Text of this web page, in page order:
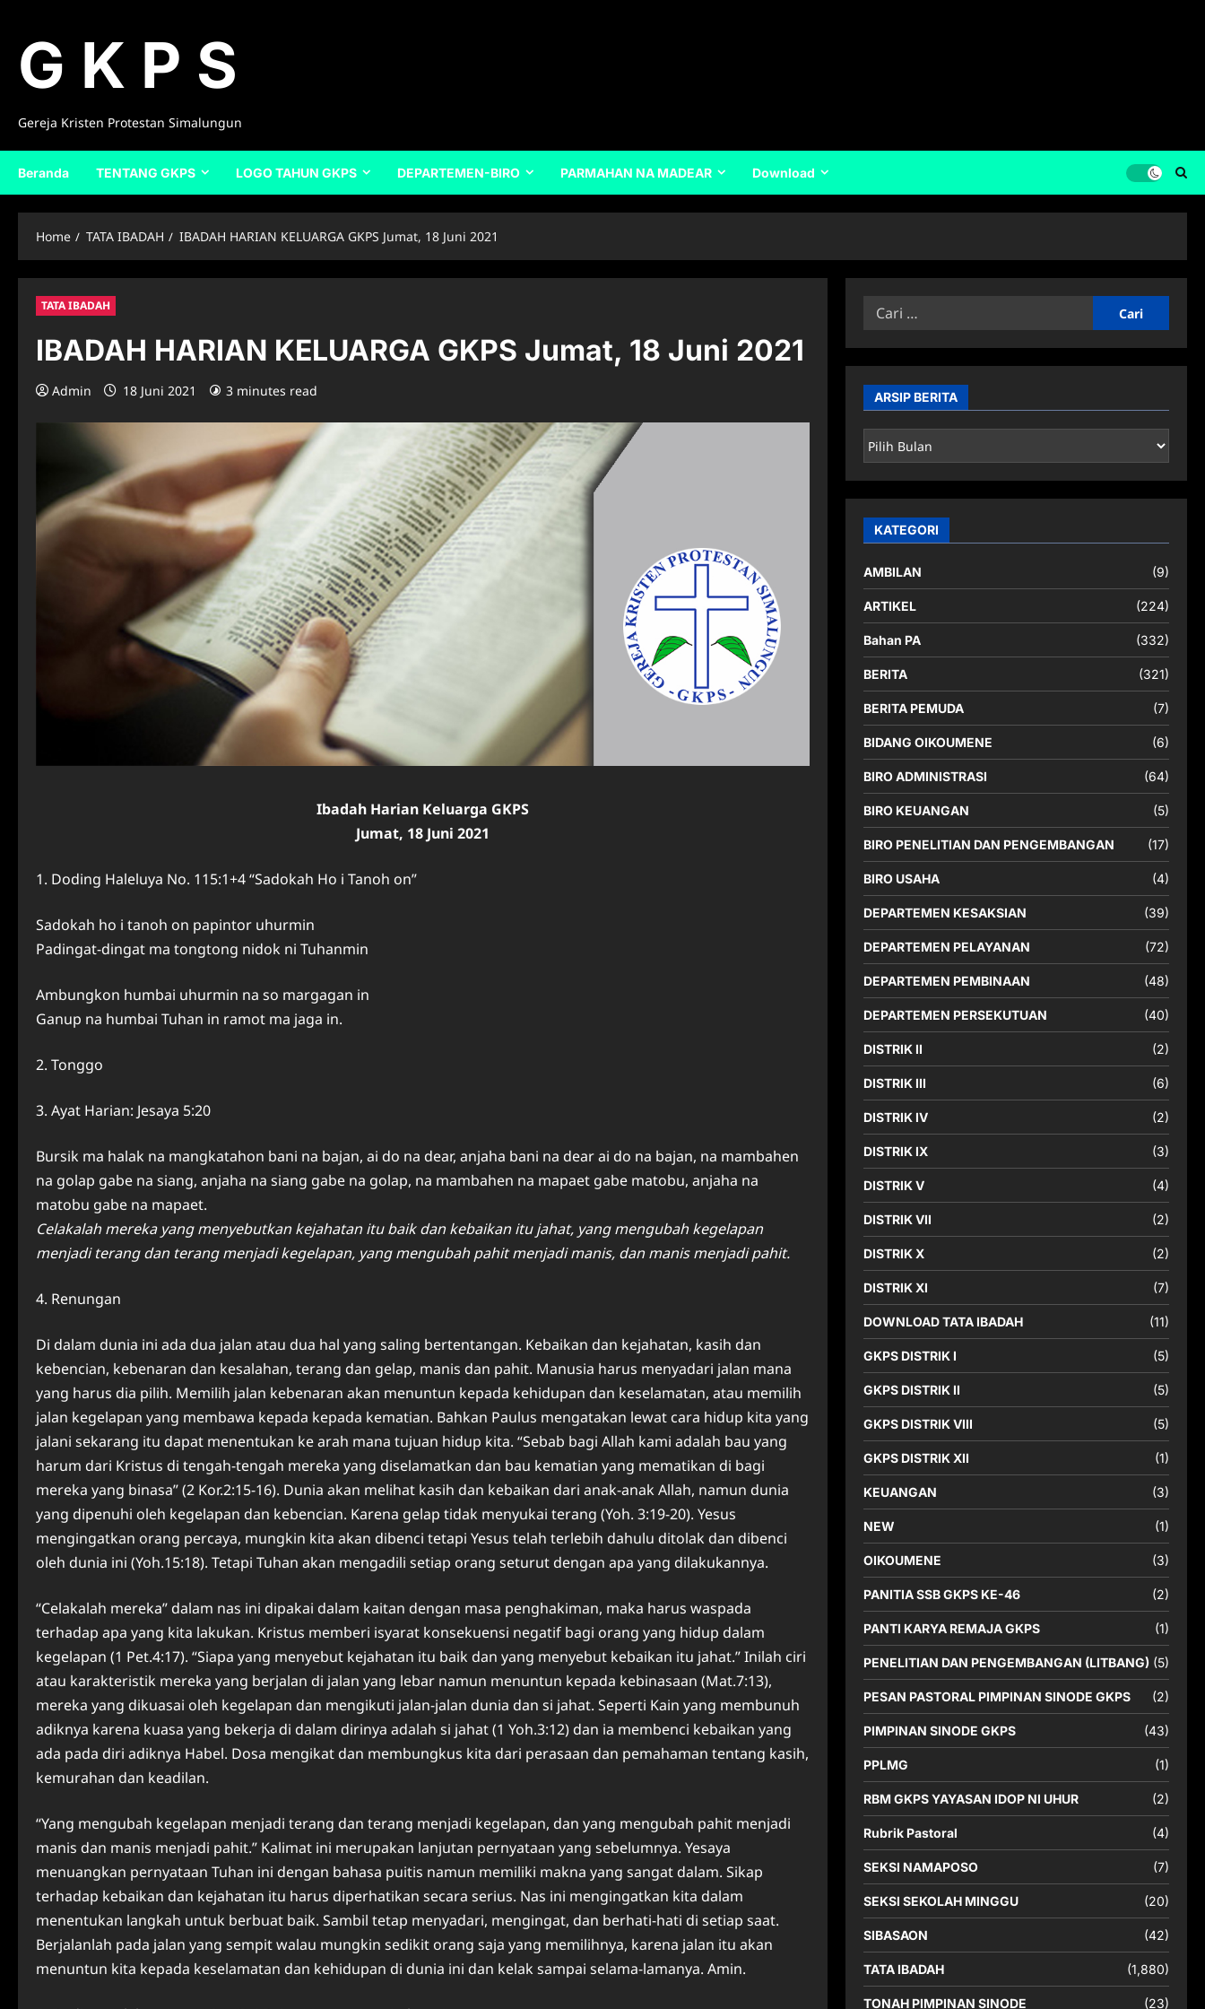
contentG K P S
Gereja Kristen Protestan Simalungun
Beranda TENTANG GKPS LOGO TAHUN GKPS DEPARTEMEN-BIRO PARMAHAN NA MADEAR Download
Home TATA IBADAH IBADAH HARIAN KELUARGA GKPS Jumat, 18 Juni 2021
TATA IBADAH
IBADAH HARIAN KELUARGA GKPS Jumat, 18 Juni 2021
Admin 18 Juni 2021 3 minutes read
Ibadah Harian Keluarga GKPS
Jumat, 18 Juni 2021
1. Doding Haleluya No. 115:1+4 “Sadokah Ho i Tanoh on”
Sadokah ho i tanoh on papintor uhurmin
Padingat-dingat ma tongtong nidok ni Tuhanmin
Ambungkon humbai uhurmin na so margagan in
Ganup na humbai Tuhan in ramot ma jaga in.
2. Tonggo
3. Ayat Harian: Jesaya 5:20
Bursik ma halak na mangkatahon bani na bajan, ai do na dear, anjaha bani na dear ai do na bajan, na mambahen
na golap gabe na siang, anjaha na siang gabe na golap, na mambahen na mapaet gabe matobu, anjaha na
matobu gabe na mapaet.
Celakalah mereka yang menyebutkan kejahatan itu baik dan kebaikan itu jahat, yang mengubah kegelapan
menjadi terang dan terang menjadi kegelapan, yang mengubah pahit menjadi manis, dan manis menjadi pahit.
4. Renungan
Di dalam dunia ini ada dua jalan atau dua hal yang saling bertentangan. Kebaikan dan kejahatan, kasih dan
kebencian, kebenaran dan kesalahan, terang dan gelap, manis dan pahit. Manusia harus menyadari jalan mana
yang harus dia pilih. Memilih jalan kebenaran akan menuntun kepada kehidupan dan keselamatan, atau memilih
jalan kegelapan yang membawa kepada kepada kematian. Bahkan Paulus mengatakan lewat cara hidup kita yang
jalani sekarang itu dapat menentukan ke arah mana tujuan hidup kita. “Sebab bagi Allah kami adalah bau yang
harum dari Kristus di tengah-tengah mereka yang diselamatkan dan bau kematian yang mematikan di bagi
mereka yang binasa” (2 Kor.2:15-16). Dunia akan melihat kasih dan kebaikan dari anak-anak Allah, namun dunia
yang dipenuhi oleh kegelapan dan kebencian. Karena gelap tidak menyukai terang (Yoh. 3:19-20). Yesus
mengingatkan orang percaya, mungkin kita akan dibenci tetapi Yesus telah terlebih dahulu ditolak dan dibenci
oleh dunia ini (Yoh.15:18). Tetapi Tuhan akan mengadili setiap orang seturut dengan apa yang dilakukannya.
“Celakalah mereka” dalam nas ini dipakai dalam kaitan dengan masa penghakiman, maka harus waspada
terhadap apa yang kita lakukan. Kristus memberi isyarat konsekuensi negatif bagi orang yang hidup dalam
kegelapan (1 Pet.4:17). “Siapa yang menyebut kejahatan itu baik dan yang menyebut kebaikan itu jahat.” Inilah ciri
atau karakteristik mereka yang berjalan di jalan yang lebar namun menuntun kepada kebinasaan (Mat.7:13),
mereka yang dikuasai oleh kegelapan dan mengikuti jalan-jalan dunia dan si jahat. Seperti Kain yang membunuh
adiknya karena kuasa yang bekerja di dalam dirinya adalah si jahat (1 Yoh.3:12) dan ia membenci kebaikan yang
ada pada diri adiknya Habel. Dosa mengikat dan membungkus kita dari perasaan dan pemahaman tentang kasih,
kemurahan dan keadilan.
“Yang mengubah kegelapan menjadi terang dan terang menjadi kegelapan, dan yang mengubah pahit menjadi
manis dan manis menjadi pahit.” Kalimat ini merupakan lanjutan pernyataan yang sebelumnya. Yesaya
menuangkan pernyataan Tuhan ini dengan bahasa puitis namun memiliki makna yang sangat dalam. Sikap
terhadap kebaikan dan kejahatan itu harus diperhatikan secara serius. Nas ini mengingatkan kita dalam
menentukan langkah untuk berbuat baik. Sambil tetap menyadari, mengingat, dan berhati-hati di setiap saat.
Berjalanlah pada jalan yang sempit walau mungkin sedikit orang saja yang memilihnya, karena jalan itu akan
menuntun kita kepada keselamatan dan kehidupan di dunia ini dan kelak sampai selama-lamanya. Amin.
Cari
ARSIP BERITA
ARSIP
BERITA
KATEGORI
AMBILAN (9)
ARTIKEL (224)
Bahan PA (332)
BERITA (321)
BERITA PEMUDA (7)
BIDANG OIKOUMENE (6)
BIRO ADMINISTRASI (64)
BIRO KEUANGAN (5)
BIRO PENELITIAN DAN PENGEMBANGAN (17)
BIRO USAHA (4)
DEPARTEMEN KESAKSIAN (39)
DEPARTEMEN PELAYANAN (72)
DEPARTEMEN PEMBINAAN (48)
DEPARTEMEN PERSEKUTUAN (40)
DISTRIK II (2)
DISTRIK III (6)
DISTRIK IV (2)
DISTRIK IX (3)
DISTRIK V (4)
DISTRIK VII (2)
DISTRIK X (2)
DISTRIK XI (7)
DOWNLOAD TATA IBADAH (11)
GKPS DISTRIK I (5)
GKPS DISTRIK II (5)
GKPS DISTRIK VIII (5)
GKPS DISTRIK XII (1)
KEUANGAN (3)
NEW (1)
OIKOUMENE (3)
PANITIA SSB GKPS KE-46 (2)
PANTI KARYA REMAJA GKPS (1)
PENELITIAN DAN PENGEMBANGAN (LITBANG) (5)
PESAN PASTORAL PIMPINAN SINODE GKPS (2)
PIMPINAN SINODE GKPS (43)
PPLMG (1)
RBM GKPS YAYASAN IDOP NI UHUR (2)
Rubrik Pastoral (4)
SEKSI NAMAPOSO (7)
SEKSI SEKOLAH MINGGU (20)
SIBASAON (42)
TATA IBADAH (1,880)
TONAH PIMPINAN SINODE (23)